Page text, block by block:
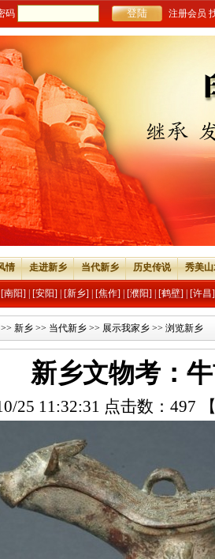
码 注册会员
情 走进新乡 当代新乡 历史传说 秀美
[南阳] [安阳] [新乡] [焦作] [濮阳] [鹤壁] [许昌]
>> 新乡 >> 当代新乡 >> 展示我家乡 >> 浏览新乡
新乡文物考：
25 11:32:31 点击数： 497